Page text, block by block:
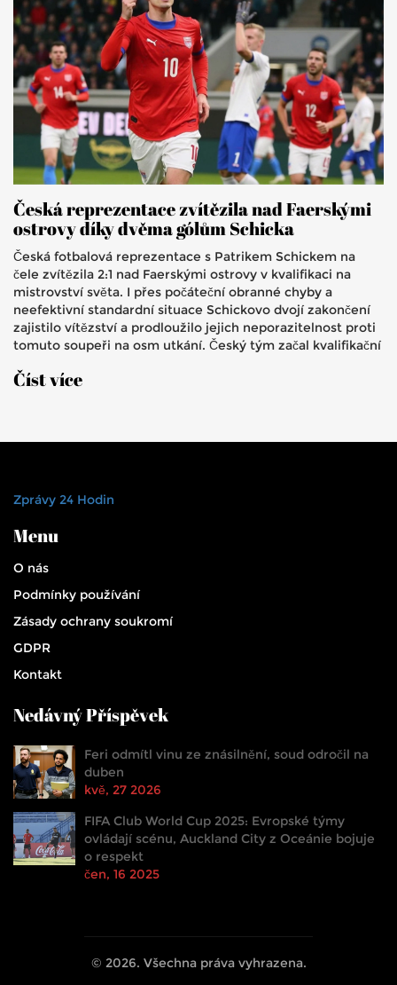
Česká reprezentace zvítězila nad Faerskými
ostrovy díky dvěma gólům Schicka
Česká fotbalová reprezentace s Patrikem Schickem na
čele zvítězila 2:1 nad Faerskými ostrovy v kvalifikaci na
mistrovství světa. I přes počáteční obranné chyby a
neefektivní standardní situace Schickovo dvojí zakončení
zajistilo vítězství a prodloužilo jejich neporazitelnost proti
tomuto soupeři na osm utkání. Český tým začal kvalifikační
Číst více
Zprávy 24 Hodin
Menu
O nás
Podmínky používání
Zásady ochrany soukromí
GDPR
Kontakt
Nedávný Příspěvek
Feri odmítl vinu ze znásilnění, soud odročil na
duben
kvě, 27 2026
FIFA Club World Cup 2025: Evropské týmy
ovládají scénu, Auckland City z Oceánie bojuje
o respekt
čen, 16 2025
© 2026. Všechna práva vyhrazena.